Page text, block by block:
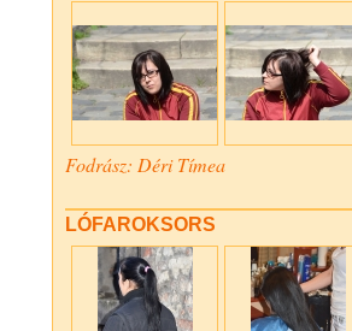
Fodrász: Déri Tímea
LÓFAROKSORS